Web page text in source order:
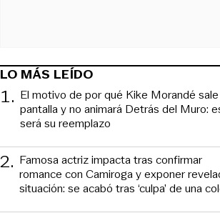
LO MÁS LEÍDO
1. El motivo de por qué Kike Morandé
pantalla y no animará Detrás del Muro:
será su reemplazo
2. Famosa actriz impacta tras confirmar
romance con Camiroga y exponer
situación: se acabó tras ‘culpa’ de una